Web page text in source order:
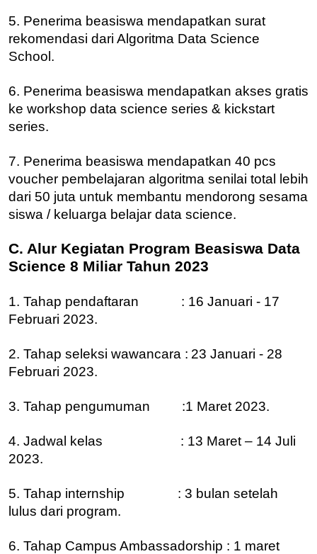
5. Penerima beasiswa mendapatkan surat
rekomendasi dari Algoritma Data Science
School.
6. Penerima beasiswa mendapatkan akses gratis
ke workshop data science series & kickstart
series.
7. Penerima beasiswa mendapatkan 40 pcs
voucher pembelajaran algoritma senilai total lebih
dari 50 juta untuk membantu mendorong sesama
siswa / keluarga belajar data science.
C. Alur Kegiatan Program Beasiswa Data
Science 8 Miliar Tahun 2023
1. Tahap pendaftaran : 16 Januari - 17
Februari 2023.
2. Tahap seleksi wawancara : 23 Januari - 28
Februari 2023.
3. Tahap pengumuman :1 Maret 2023.
4. Jadwal kelas : 13 Maret – 14 Juli
2023.
5. Tahap internship : 3 bulan setelah
lulus dari program.
6. Tahap Campus Ambassadorship : 1 maret